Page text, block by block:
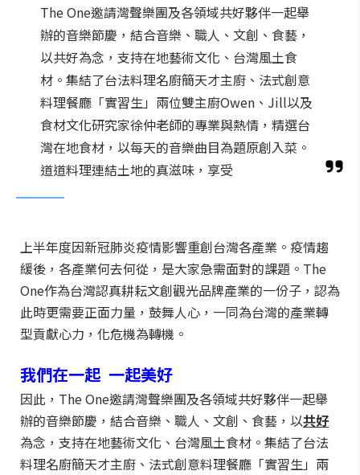
The One邀請灣聲樂團及各領域共好夥伴一起舉
辦的音樂節慶，結合音樂、職人、文創、食藝，
以共好為念，支持在地藝術文化、台灣風土食
材。集結了台法料理名廚簡天才主廚、法式創意
料理餐廳「實習生」兩位雙主廚Owen、Jill以及
食材文化研究家徐仲老師的專業與熱情，精選台
灣在地食材，以每天的音樂曲目為題原創入菜。
道道料理連結土地的真滋味，享受
上半年度因新冠肺炎疫情影響重創台灣各產業。疫情趨
緩後，各產業何去何從，是大家急需面對的課題。The
One作為台灣認真耕耘文創觀光品牌產業的一份子，認為
此時更需要正面力量，鼓舞人心，一同為台灣的產業轉
型貢獻心力，化危機為轉機。
我們在一起 一起美好
因此，The One邀請灣聲樂團及各領域共好夥伴一起舉
辦的音樂節慶，結合音樂、職人、文創、食藝，以共好
為念，支持在地藝術文化、台灣風土食材。集結了台法
料理名廚簡天才主廚、法式創意料理餐廳「實習生」兩